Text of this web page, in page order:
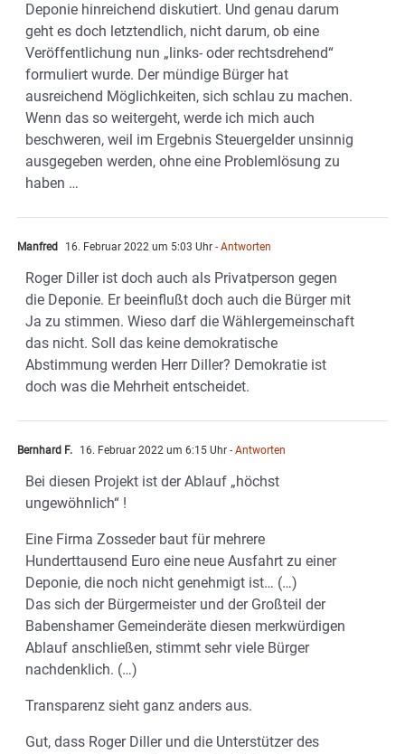
Deponie hinreichend diskutiert. Und genau darum
geht es doch letztendlich, nicht darum, ob eine
Veröffentlichung nun „links- oder rechtsdrehend“
formuliert wurde. Der mündige Bürger hat
ausreichend Möglichkeiten, sich schlau zu machen.
Wenn das so weitergeht, werde ich mich auch
beschweren, weil im Ergebnis Steuergelder unsinnig
ausgegeben werden, ohne eine Problemlösung zu
haben …
Manfred 16. Februar 2022 um 5:03 Uhr - Antworten
Roger Diller ist doch auch als Privatperson gegen
die Deponie. Er beeinflußt doch auch die Bürger mit
Ja zu stimmen. Wieso darf die Wählergemeinschaft
das nicht. Soll das keine demokratische
Abstimmung werden Herr Diller? Demokratie ist
doch was die Mehrheit entscheidet.
Bernhard F. 16. Februar 2022 um 6:15 Uhr - Antworten
Bei diesen Projekt ist der Ablauf „höchst
ungewöhnlich“ !
Eine Firma Zosseder baut für mehrere
Hunderttausend Euro eine neue Ausfahrt zu einer
Deponie, die noch nicht genehmigt ist… (…)
Das sich der Bürgermeister und der Großteil der
Babenshamer Gemeinderäte diesen merkwürdigen
Ablauf anschließen, stimmt sehr viele Bürger
nachdenklich. (…)
Transparenz sieht ganz anders aus.
Gut, dass Roger Diller und die Unterstützer des